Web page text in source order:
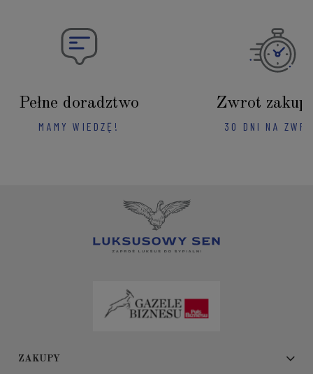
Pełne doradztwo
MAMY WIEDZĘ!
Zwrot
30 DNI NA
ZAKUPY